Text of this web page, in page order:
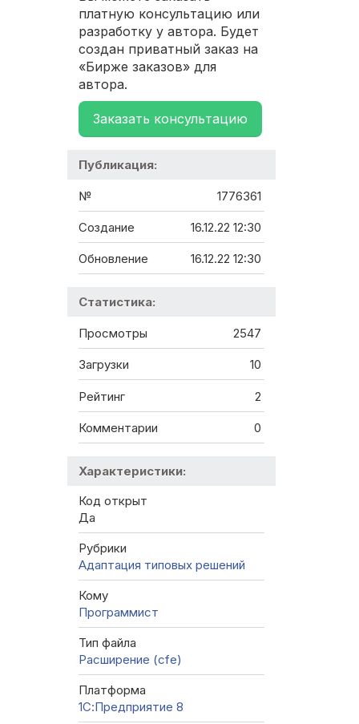
платную консультацию или
разработку у автора. Будет
создан приватный заказ на
«Бирже заказов» для
автора.
Заказать консультацию
Публикация:
№ 1776361
Создание 16.12.22 12:30
Обновление 16.12.22 12:30
Статистика:
Просмотры 2547
Загрузки 10
Рейтинг 2
Комментарии 0
Характеристики:
Код открыт
Да
Рубрики
Адаптация типовых решений
Кому
Программист
Тип файла
Расширение (cfe)
Платформа
1С:Предприятие 8